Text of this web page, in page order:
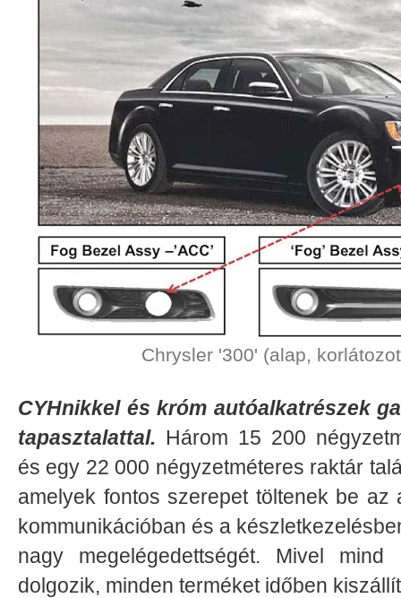
Chrysler '300' (alap,
CYHnikkel és króm autóalkatrészek
tapasztalattal. Három 15 200
és egy 22 000 négyzetméteres raktár
amelyek fontos szerepet töltenek be az
kommunikációban és a
nagy megelégedettségét. Mivel
dolgozik, minden terméket időben